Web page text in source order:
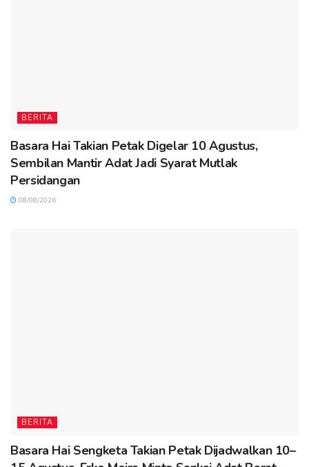
BERITA
Basara Hai Takian Petak Digelar 10 Agustus,
Sembilan Mantir Adat Jadi Syarat Mutlak
Persidangan
08/08/2026
BERITA
Basara Hai Sengketa Takian Petak Dijadwalkan 10–